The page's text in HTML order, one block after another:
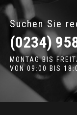
Suchen Sie
(0234)
MONTAG BIS
VON 09:00 BIS